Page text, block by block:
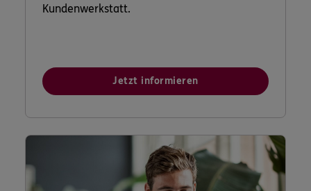
Kundenwerkstatt.
Jetzt informieren